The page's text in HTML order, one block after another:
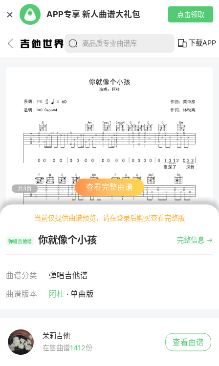
✕ APP专享 新人曲谱大礼包 点击领取
下载APP
共3页 查看完整曲谱
当前仅提供曲谱预览，请在登录后购买查看完整版
完整信息 →
弹唱吉他谱 你就像个小孩
曲谱分类
弹唱吉他谱
曲谱版本
阿杜 · 单曲版
茉莉吉他
在售曲谱1412份
查看曲谱